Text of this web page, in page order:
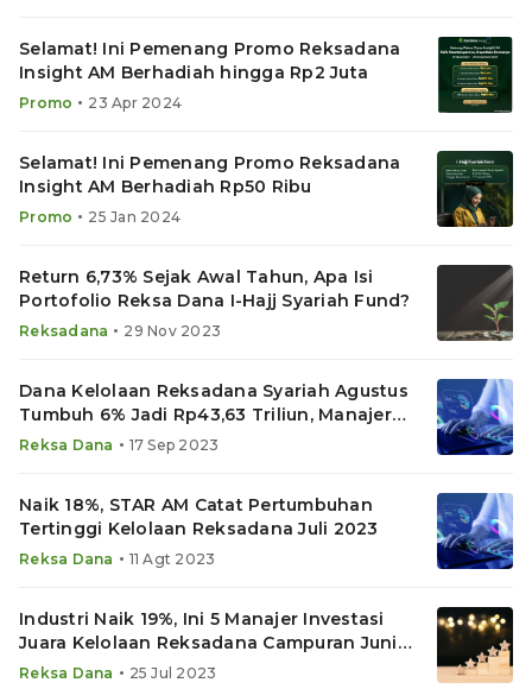
Selamat! Ini Pemenang Promo Reksadana
Insight AM Berhadiah hingga Rp2 Juta
Promo • 23 Apr 2024
Selamat! Ini Pemenang Promo Reksadana
Insight AM Berhadiah Rp50 Ribu
Promo • 25 Jan 2024
Return 6,73% Sejak Awal Tahun, Apa Isi
Portofolio Reksa Dana I-Hajj Syariah Fund?
Reksadana • 29 Nov 2023
Dana Kelolaan Reksadana Syariah Agustus
Tumbuh 6% Jadi Rp43,63 Triliun, Manajer
Investasi Ini Juara
Reksa Dana • 17 Sep 2023
Naik 18%, STAR AM Catat Pertumbuhan
Tertinggi Kelolaan Reksadana Juli 2023
Reksa Dana • 11 Agt 2023
Industri Naik 19%, Ini 5 Manajer Investasi
Juara Kelolaan Reksadana Campuran Juni
2023
Reksa Dana • 25 Jul 2023